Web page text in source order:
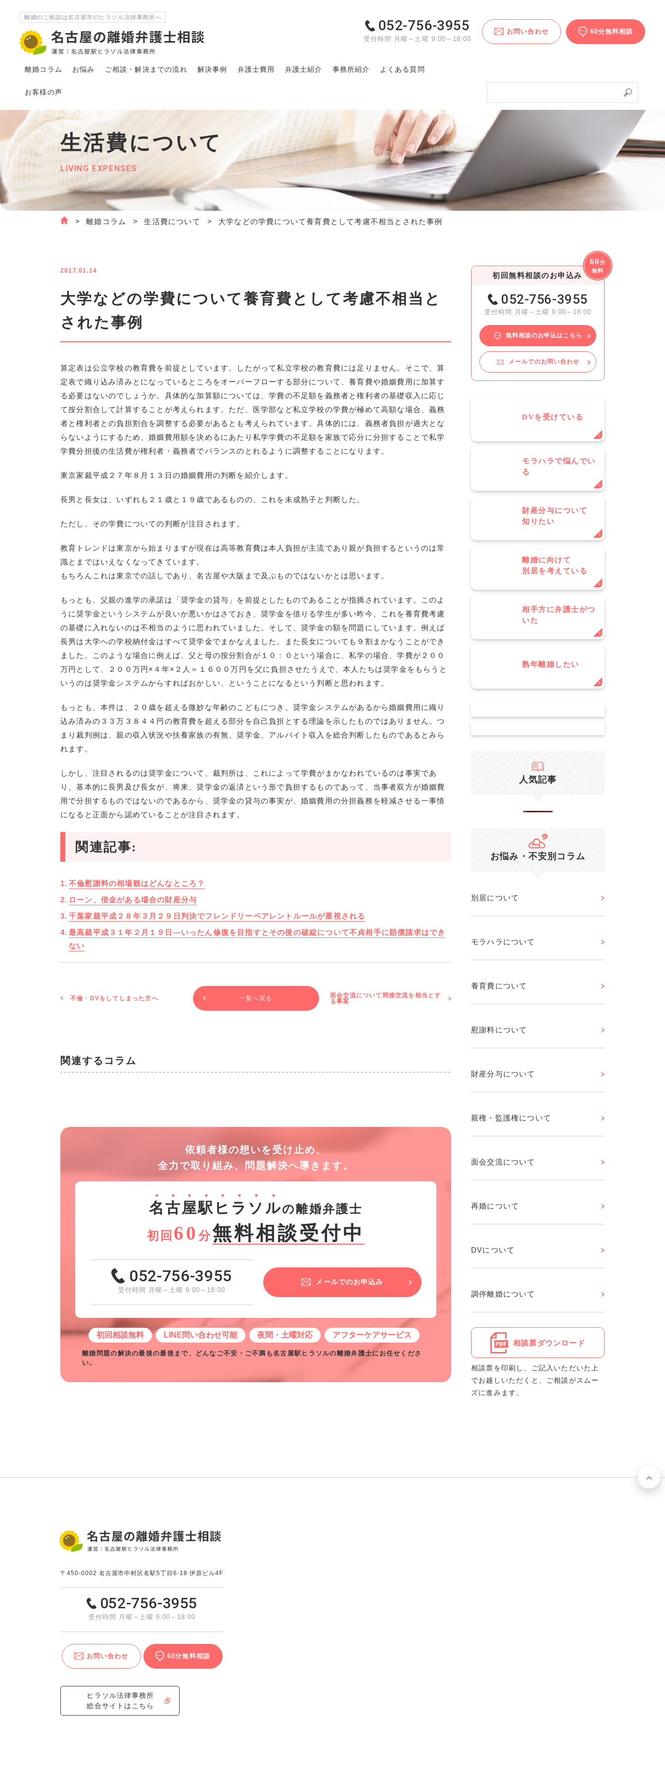
離婚のご相談は名古屋市のヒラソル法律事務所へ
離婚コラム お悩み ご相談・解決 までの流れ 解決事例 弁護士費用 弁護士紹介 事務所紹介 よくある質問
お客様の声
052-756-3955
受付時間 月曜～土曜 9:00～18:00
60分無料相談
お問い合わせ
生活費について
LIVING EXPENSES
離婚コラム 生活費について 大学などの学費について養育費として考慮不相当とされた事例
2017.01.14
大学などの学費について養育費として考慮不相当と
された事例
算定表は公立学校の教育費を前提としています。したがって私立学校の教育費には足りません。そこで、算
定表で織り込み済みとになっているところをオーバーフローする部分について、養育費や婚姻費用に加算す
る必要はないのでしょうか。具体的な加算額については、学費の不足額を義務者と権利者の基礎収入に応じ
て按分割合して計算することが考えられます。ただ、医学部など私立学校の学費が極めて高額な場合、義務
者と権利者との負担割合を調整する必要があるとも考えられています。具体的には、義務者負担が過大とな
らないようにするため、婚姻費用額を決めるにあたり私学学費の不足額を家族で応分に分担することで私学
学費分担後の生活費が権利者・義務者でバランスのとれるように調整することになります。
東京家裁平成２７年８月１３日の婚姻費用の判断を紹介します。
長男と長女は、いずれも２１歳と１９歳であるものの、これを未成熟子と判断した。
ただし、その学費についての判断が注目されます。
教育トレンドは東京から始まりますが現在は高等教育費は本人負担が主流であり親が負担するというのは常
識とまではいえなくなってきています。
もちろんこれは東京での話しであり、名古屋や大阪まで及ぶものではないかとは思います。
もっとも、父親の進学の承諾は「奨学金の貸与」を前提としたものであることが指摘されています。このよ
うに奨学金というシステムが良いか悪いかはさておき、奨学金を借りる学生が多い昨今、これを養育費考慮
の基礎に入れないのは不相当のように思われていました。そして、奨学金の額を問題にしています。例えば
長男は大学への学校納付金はすべて奨学金でまかなえました。また長女についても９割まかなうことができ
ました。このような場合に例えば、父と母の按分割合が１０：０という場合に、私学の場合、学費が２００
万円として、２００万円×４年×２人＝１６００万円を父に負担させたうえで、本人たちは奨学金をもらうと
いうのは奨学金システムからすればおかしい、ということになるという判断と思われます。
もっとも、本件は、２０歳を超える微妙な年齢のこどもにつき、奨学金システムがあるから婚姻費用に織り
込み済みの３３万３８４４円の教育費を超える部分を自己負担とする理論を示したものではありません。つ
まり裁判例は、親の収入状況や扶養家族の有無、奨学金、アルバイト収入を総合判断したものであるとみら
れます。
しかし、注目されるのは奨学金について、裁判所は、これによって学費がまかなわれているのは事実であ
り、基本的に長男及び長女が、将来、奨学金の返済という形で負担するものであって、当事者双方が婚姻費
用で分担するものではないのであるから、奨学金の貸与の事実が、婚姻費用の分担義務を軽減させる一事情
になると正面から認めていることが注目されます。
関連記事:
不倫慰謝料の相場観はどんなところ？
ローン、借金がある場合の財産分与
千葉家裁平成２８年３月２９日判決でフレンドリーペアレントルールが重視される
最高裁平成３１年２月１９日―いったん修復を目指すとその後の破綻について不貞相手に賠償請求はでき
ない
不倫・DVをしてしまった方へ
面会交流について間接交流を相当とす
る事案
一覧へ戻る
関連するコラム
依頼者様の想いを受け止め、
全力で取り組み、
問題解決へ導きます。
名古屋駅 ヒ ラ ソ ルの離婚弁護士
初回 60分無料相談受付中
052-756-3955
受付時間 月曜～土曜 9:00～18:00
メールでのお申込み
初回相談無料 LINE問い合わせ可能 夜間・土曜対応 アフターケアサービス
離婚問題の解決の最後の最後まで、どんなご不安・ご不満も名古屋駅ヒラソルの離婚弁護士にお任せくださ
い。
60分
無料
初回無料相談のお申込み
052-756-3955
受付時間 月曜～土曜 9:00～18:00
無料相談のお申込はこちら
メールでのお問い合わせ
DVを受けている
モラハラで悩んでい
る
財産分与について
知りたい
離婚に向けて
別居を考えている
相手方に弁護士がつ
いた
熟年離婚したい
人気記事
お悩み・不安別コラム
別居について
モラハラについて
養育費について
慰謝料について
財産分与について
親権・監護権について
面会交流について
再婚について
DVについて
調停離婚について
相談票ダウンロード
相談票を印刷し、ご記入いただいた上
でお越しいただくと、ご相談がスムー
ズに進みます。
〒450-0002 名古屋市中村区名駅5丁目6-18 伊原ビル4F
052-756-3955
受付時間 月曜～土曜 9:00～18:00
お問い合わせ 60分無料相談
ヒラソル法律事務所
総合サイトはこちら